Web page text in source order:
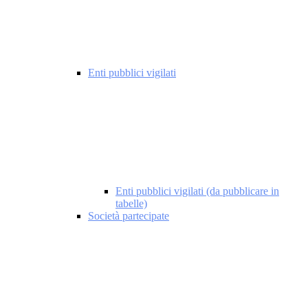
Enti pubblici vigilati
Enti pubblici vigilati (da pubblicare in
tabelle)
Società partecipate